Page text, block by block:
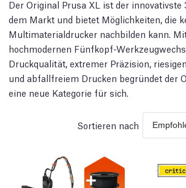
Der Original Prusa XL ist der
dem Markt und bietet Möglichkeiten, die
Multimaterialdrucker nachbilden kann.
hochmodernen Fünfkopf-
Druckqualität, extremer Präzision,
und abfallfreiem Drucken begründet der
eine neue Kategorie für sich.
Sortieren nach